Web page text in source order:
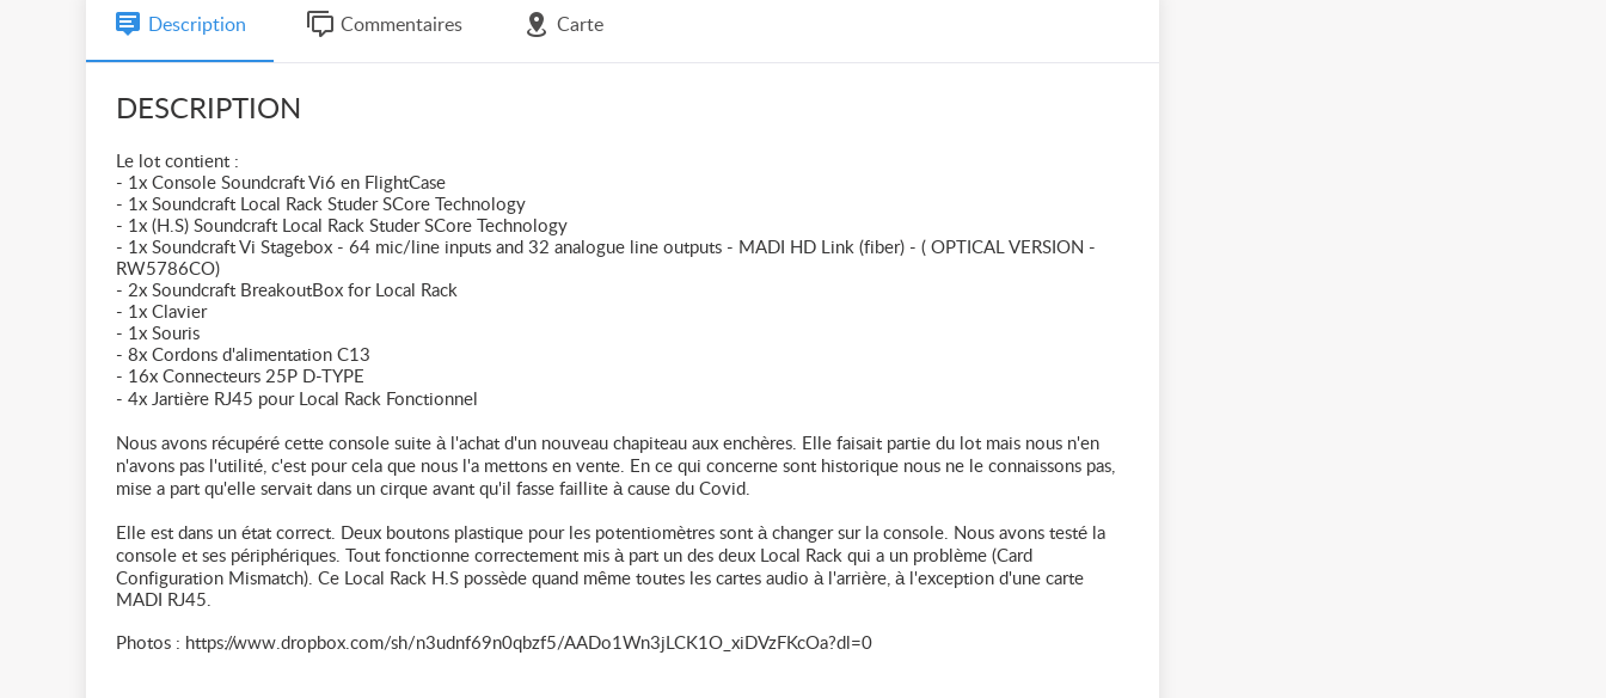
Description Commentaires Carte
DESCRIPTION
Le lot contient :
- 1x Console Soundcraft Vi6 en FlightCase
- 1x Soundcraft Local Rack Studer SCore Technology
- 1x (H.S) Soundcraft Local Rack Studer SCore Technology
- 1x Soundcraft Vi Stagebox - 64 mic/line inputs and 32 analogue line outputs - MADI HD Link (fiber) - ( OPTICAL VERSION -
RW5786CO)
- 2x Soundcraft BreakoutBox for Local Rack
- 1x Clavier
- 1x Souris
- 8x Cordons d'alimentation C13
- 16x Connecteurs 25P D-TYPE
- 4x Jartière RJ45 pour Local Rack Fonctionnel
Nous avons récupéré cette console suite à l'achat d'un nouveau chapiteau aux enchères. Elle faisait partie du lot mais nous n'en
n'avons pas l'utilité, c'est pour cela que nous l'a mettons en vente. En ce qui concerne sont historique nous ne le connaissons pas,
mise a part qu'elle servait dans un cirque avant qu'il fasse faillite à cause du Covid.
Elle est dans un état correct. Deux boutons plastique pour les potentiomètres sont à changer sur la console. Nous avons testé la
console et ses périphériques. Tout fonctionne correctement mis à part un des deux Local Rack qui a un problème (Card
Configuration Mismatch). Ce Local Rack H.S possède quand même toutes les cartes audio à l'arrière, à l'exception d'une carte
MADI RJ45.
Photos : https://www.dropbox.com/sh/n3udnf69n0qbzf5/AADo1Wn3jLCK1O_xiDVzFKcOa?dl=0